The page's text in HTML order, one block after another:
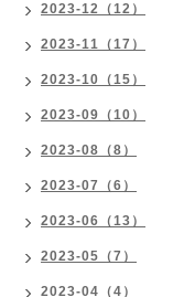
2023-12（12）
2023-11（17）
2023-10（15）
2023-09（10）
2023-08（8）
2023-07（6）
2023-06（13）
2023-05（7）
2023-04（4）